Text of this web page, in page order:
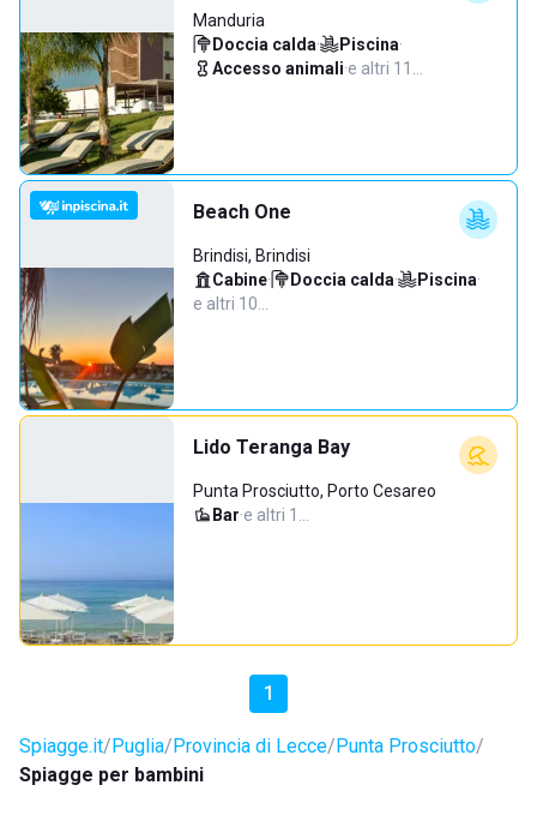
Manduria
Doccia calda· Piscina·
Accesso animali·e altri 11…
Beach One
Brindisi, Brindisi
Cabine· Doccia calda· Piscina·
e altri 10…
Lido Teranga Bay
Punta Prosciutto, Porto Cesareo
Bar·e altri 1…
1
Spiagge.it Puglia Provincia di Lecce Punta Prosciutto
Spiagge per bambini